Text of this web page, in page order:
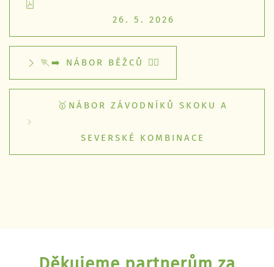
26. 5. 2026
🏃‍➡️ NÁBOR BĚŽCŮ 🏃‍♀️
🥇NÁBOR ZÁVODNÍKŮ SKOKU A
SEVERSKÉ KOMBINACE